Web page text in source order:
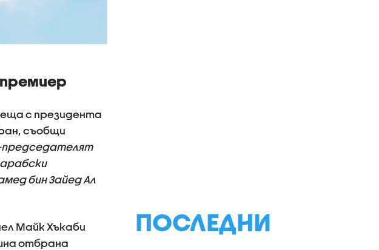
с президента
съобщи
председателят
бин Зайед Ал
Майк Хъкаби
отбрана
ПОСЛЕДНИ